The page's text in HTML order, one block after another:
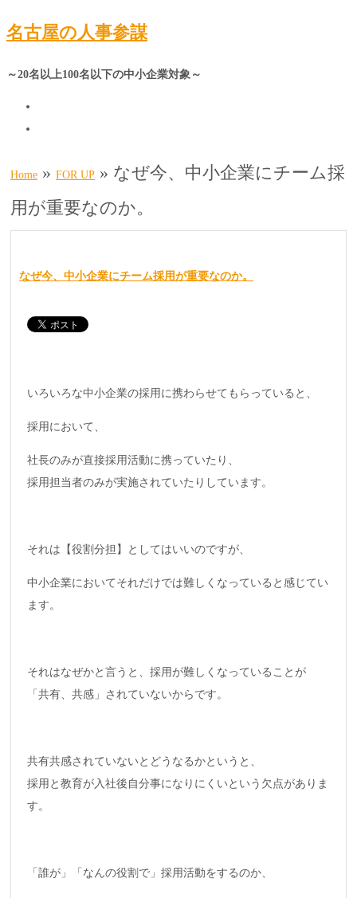
名古屋の人事参謀
～20名以上100名以下の中小企業対象～
Home » FOR UP » なぜ今、中小企業にチーム採
用が重要なのか。
なぜ今、中小企業にチーム採用が重要なのか。
いろいろな中小企業の採用に携わらせてもらっていると、
採用において、
社長のみが直接採用活動に携っていたり、
採用担当者のみが実施されていたりしています。
それは【役割分担】としてはいいのですが、
中小企業においてそれだけでは難しくなっていると感じてい
ます。
それはなぜかと言うと、採用が難しくなっていることが
「共有、共感」されていないからです。
共有共感されていないとどうなるかというと、
採用と教育が入社後自分事になりにくいという欠点がありま
す。
「誰が」「なんの役割で」採用活動をするのか、